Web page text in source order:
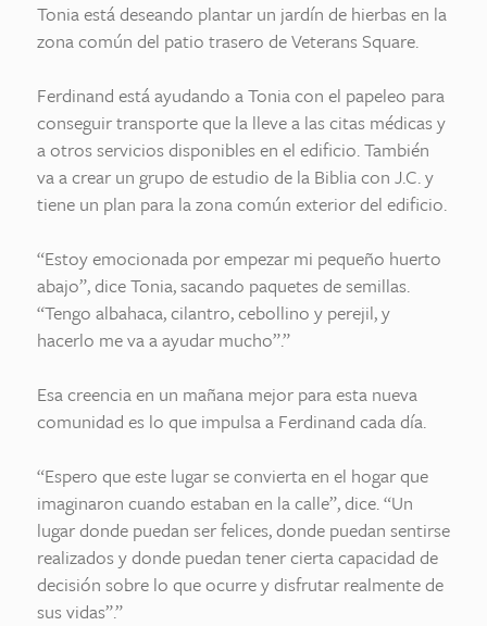
Tonia está deseando plantar un jardín de hierbas en la
zona común del patio trasero de Veterans Square.
Ferdinand está ayudando a Tonia con el papeleo para
conseguir transporte que la lleve a las citas médicas y
a otros servicios disponibles en el edificio. También
va a crear un grupo de estudio de la Biblia con J.C. y
tiene un plan para la zona común exterior del edificio.
“Estoy emocionada por empezar mi pequeño huerto
abajo”, dice Tonia, sacando paquetes de semillas.
“Tengo albahaca, cilantro, cebollino y perejil, y
hacerlo me va a ayudar mucho”.”
Esa creencia en un mañana mejor para esta nueva
comunidad es lo que impulsa a Ferdinand cada día.
“Espero que este lugar se convierta en el hogar que
imaginaron cuando estaban en la calle”, dice. “Un
lugar donde puedan ser felices, donde puedan sentirse
realizados y donde puedan tener cierta capacidad de
decisión sobre lo que ocurre y disfrutar realmente de
sus vidas”.”